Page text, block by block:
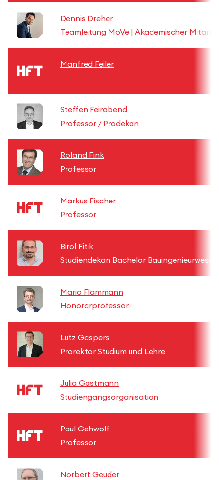
Dennis Dreher
Teamleitung MoVe | Akademischer
Manfred Feiler
Steffen Feirabend
Professor / Prodekan
Roland Fink
Professor
Markus Fischer
Professor
Birol Fitik
Studiendekan Bachelor Bauingenieurwesen
Mario Flammann
Honorarprofessor
Lutz Gaspers
Prorektor Studium und Lehre
Julia Gastmann
Studiengangsorganisation
Paul Gehwolf
Professor
Norbert Geuder